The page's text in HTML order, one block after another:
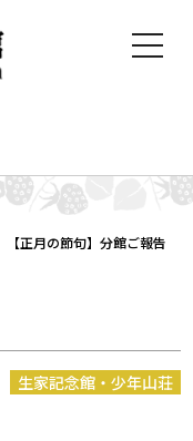
t
n
i
o
n
【正月の節句】分館ご報告
生家記念館・少年山荘